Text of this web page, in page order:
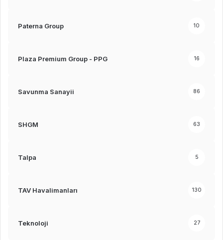
Paterna Group 10
Plaza Premium Group - PPG 16
Savunma Sanayii 86
SHGM 63
Talpa 5
TAV Havalimanları 130
Teknoloji 27